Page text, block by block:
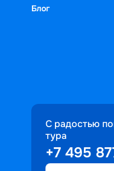
Блог
С радостью
тура
+7 495